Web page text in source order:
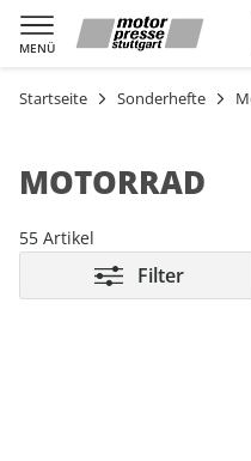
MENÜ
Warenkorb
Startseite Sonderhefte
MOTORRAD
55 Artikel
Filter